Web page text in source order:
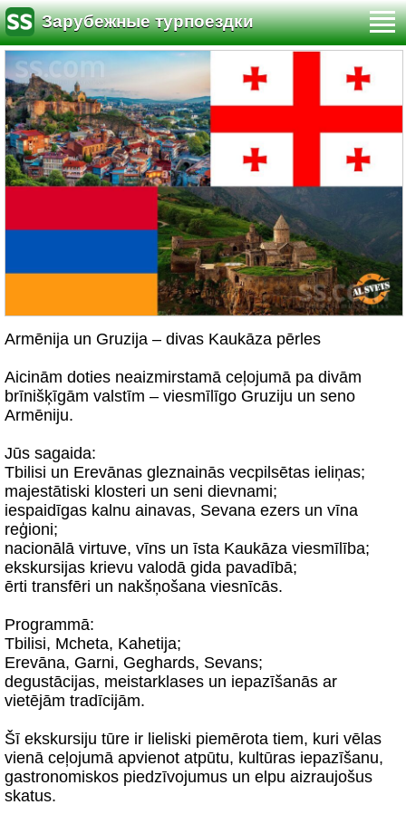
Зарубежные турпоездки
Armēnija un Gruzija – divas Kaukāza pērles
Aicinām doties neaizmirstamā ceļojumā pa divām
brīnišķīgām valstīm – viesmīlīgo Gruziju un seno
Armēniju.
Jūs sagaida:
Tbilisi un Erevānas gleznainās vecpilsētas ieliņas;
majestātiski klosteri un seni dievnami;
iespaidīgas kalnu ainavas, Sevana ezers un vīna
reģioni;
nacionālā virtuve, vīns un īsta Kaukāza viesmīlība;
ekskursijas krievu valodā gida pavadībā;
ērti transfēri un nakšņošana viesnīcās.
Programmā:
Tbilisi, Mcheta, Kahetija;
Erevāna, Garni, Geghards, Sevans;
degustācijas, meistarklases un iepazīšanās ar
vietējām tradīcijām.
Šī ekskursiju tūre ir lieliski piemērota tiem, kuri vēlas
vienā ceļojumā apvienot atpūtu, kultūras iepazīšanu,
gastronomiskos piedzīvojumus un elpu aizraujošus
skatus.